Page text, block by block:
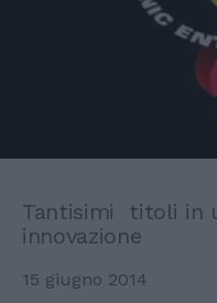
Tantisimi titoli in
innovazione
15 giugno 2014